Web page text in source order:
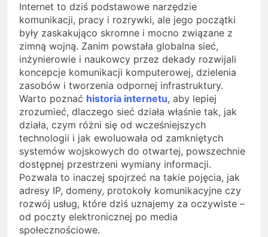
Internet to dziś podstawowe narzędzie
komunikacji, pracy i rozrywki, ale jego początki
były zaskakująco skromne i mocno związane z
zimną wojną. Zanim powstała globalna sieć,
inżynierowie i naukowcy przez dekady rozwijali
koncepcje komunikacji komputerowej, dzielenia
zasobów i tworzenia odpornej infrastruktury.
Warto poznać historia internetu, aby lepiej
zrozumieć, dlaczego sieć działa właśnie tak, jak
działa, czym różni się od wcześniejszych
technologii i jak ewoluowała od zamkniętych
systemów wojskowych do otwartej, powszechnie
dostępnej przestrzeni wymiany informacji.
Pozwala to inaczej spojrzeć na takie pojęcia, jak
adresy IP, domeny, protokoły komunikacyjne czy
rozwój usług, które dziś uznajemy za oczywiste –
od poczty elektronicznej po media
społecznościowe.